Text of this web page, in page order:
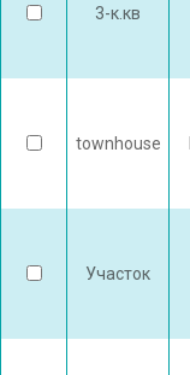
3-к.кв
townhouse
Участок